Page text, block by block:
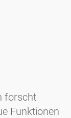
forscht
Funktionen